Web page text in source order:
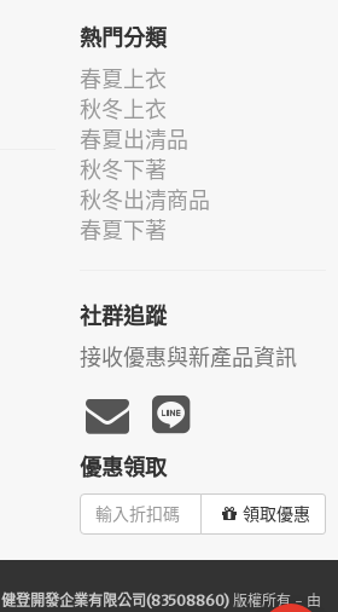
熱門分類
春夏上衣
秋冬上衣
春夏出清品
秋冬下著
秋冬出清商品
春夏下著
社群追蹤
接收優惠與新產品資訊
優惠領取
領取優惠
健登開發企業有限公司(83508860)版權所有 - 由